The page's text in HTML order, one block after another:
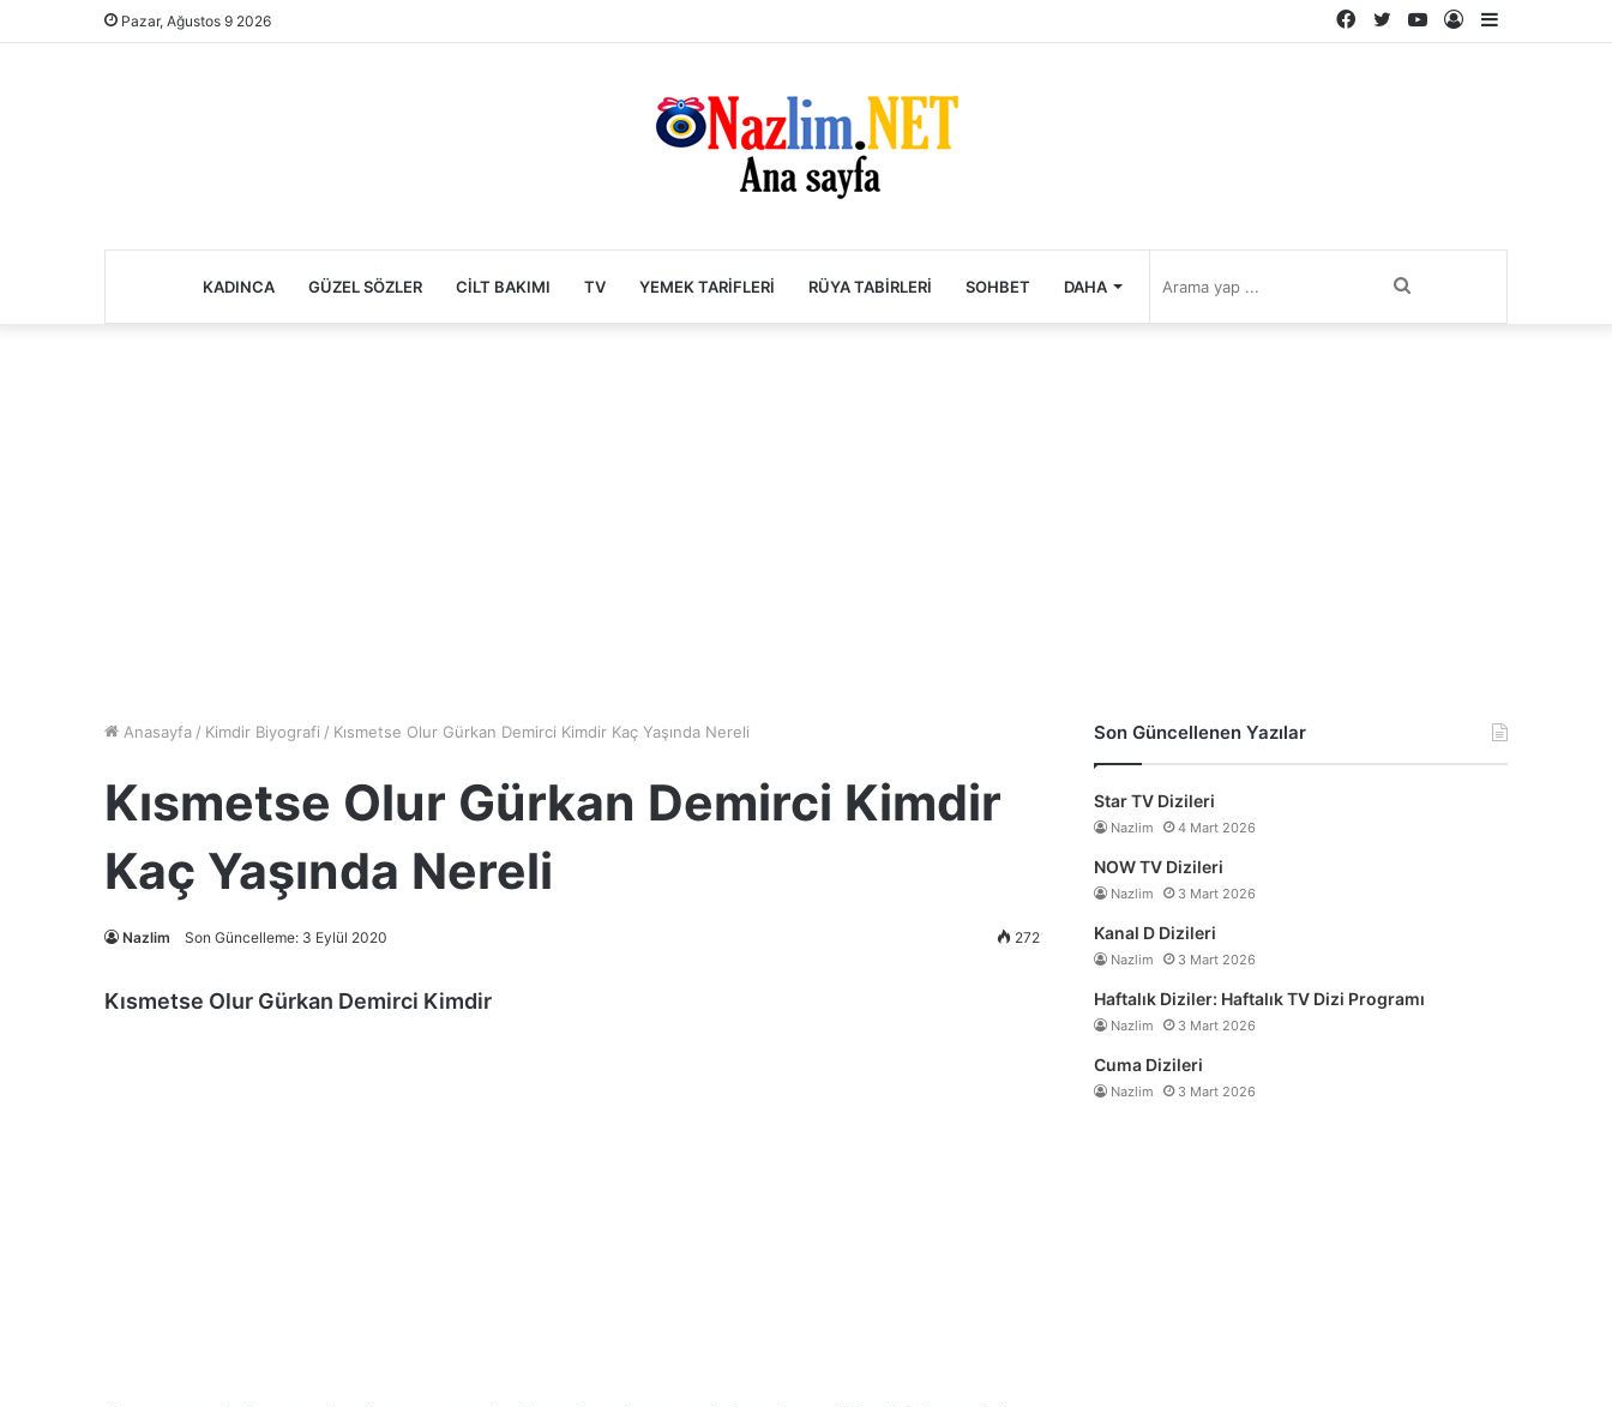
Pazar, Ağustos 9 2026
Kenar
Kayıt
YouTube
Twitter
Facebook
KADINCA GÜZEL SÖZLER CILT BAKIMI TV YEMEK TARIFLERI RÜYA TABIRLERI SOHBET DAHA
Anasayfa / Kimdir Biyografi / Kısmetse Olur Gürkan Demirci Kimdir Kaç Yaşında Nereli
Kısmetse Olur Gürkan Demirci Kimdir
Kaç Yaşında Nereli
Nazlim Son Güncelleme: 3 Eylül 2020 272
Kısmetse Olur Gürkan Demirci Kimdir
Son Güncellenen Yazılar
Star TV Dizileri
Nazlim 4 Mart 2026
NOW TV Dizileri
Nazlim 3 Mart 2026
Kanal D Dizileri
Nazlim 3 Mart 2026
Haftalık Diziler: Haftalık TV Dizi Programı
Nazlim 3 Mart 2026
Cuma Dizileri
Nazlim 3 Mart 2026